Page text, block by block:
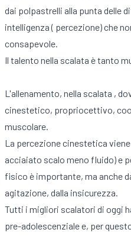
dai polpastrelli alla punta delle
intelligenza ( percezione) che
consapevole.
Il talento nella scalata è tanto
L'allenamento, nella scalata ,
cinestetico, propriocettivo,
muscolare.
La percezione cinestetica
acciaiato scalo meno fluido) e
fisico è importante, ma anche
agitazione, dalla insicurezza.
Tutti i migliori scalatori di oggi
pre-adolescenziale e, per